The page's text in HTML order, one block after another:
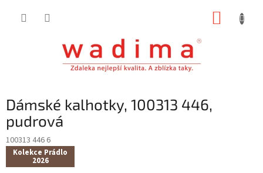
Dámské kalhotky, 100313 446,
pudrová
100313 446 6
Kolekce Prádlo
2026